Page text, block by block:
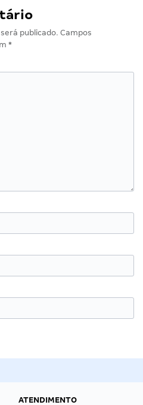
publicado. Campos
*
ATENDIMENTO